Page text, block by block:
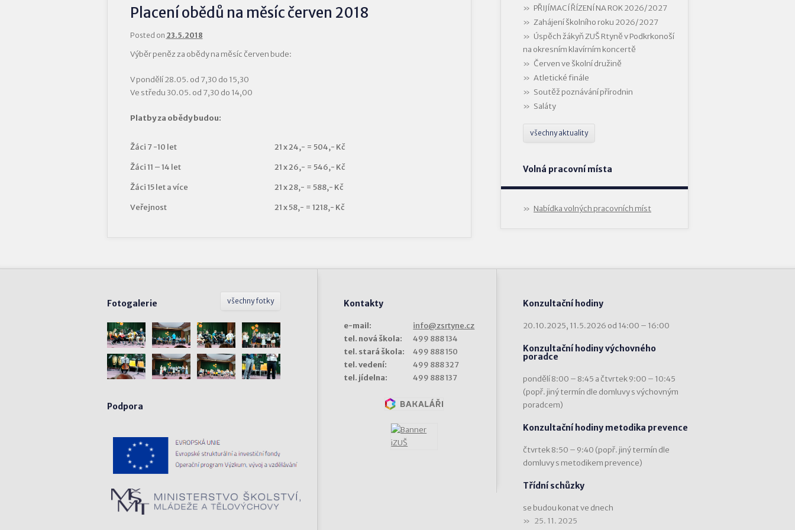
Placení obědů na měsíc červen 2018
Posted on 23.5.2018
Výběr peněz za obědy na měsíc červen bude:
V pondělí 28.05. od 7,30 do 15,30
Ve středu 30.05. od 7,30 do 14,00
Platby za obědy budou:
Žáci 7 -10 let
21 x 24,- = 504,- Kč
Žáci 11 – 14 let
21 x 26,- = 546,- Kč
Žáci 15 let a více
21 x 28,- = 588,- Kč
Veřejnost
21 x 58,- = 1218,- Kč
PŘIJÍMACÍ ŘÍZENÍ NA ROK 2026/2027
Zahájení školního roku 2026/2027
Úspěch žákyň ZUŠ Rtyně v Podkrkonoší
na okresním klavírním koncertě
Červen ve školní družině
Atletické finále
Soutěž poznávání přírodnin
Saláty
všechny aktuality
Volná pracovní místa
Nabídka volných pracovních míst
všechny fotky
Fotogalerie
Podpora
Kontakty
e-mail:
info@zsrtyne.cz
tel. nová škola:
499 888 134
tel. stará škola:
499 888 150
tel. vedení:
499 888 327
tel. jídelna:
499 888 137
Konzultační hodiny
20.10.2025, 11.5.2026 od 14:00 – 16:00
Konzultační hodiny výchovného
poradce
pondělí 8:00 – 8:45 a čtvrtek 9:00 – 10:45
(popř. jiný termín dle domluvy s výchovným
poradcem)
Konzultační hodiny metodika prevence
čtvrtek 8:50 – 9:40 (popř. jiný termín dle
domluvy s metodikem prevence)
Třídní schůzky
se budou konat ve dnech
25. 11. 2025